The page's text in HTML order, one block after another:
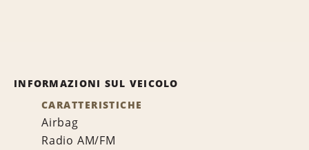
INFORMAZIONI SUL VEICOLO
CARATTERISTICHE
Airbag
Radio AM/FM